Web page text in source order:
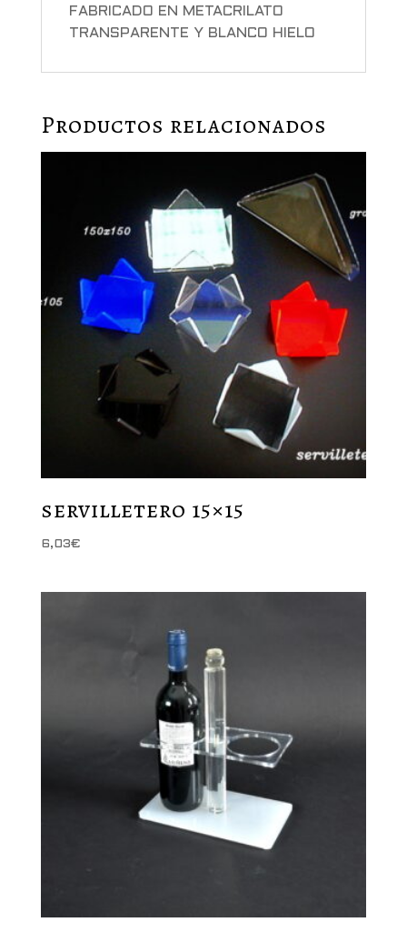
FABRICADO EN METACRILATO
TRANSPARENTE Y BLANCO HIELO
Productos relacionados
servilletero 15×15
6,03€